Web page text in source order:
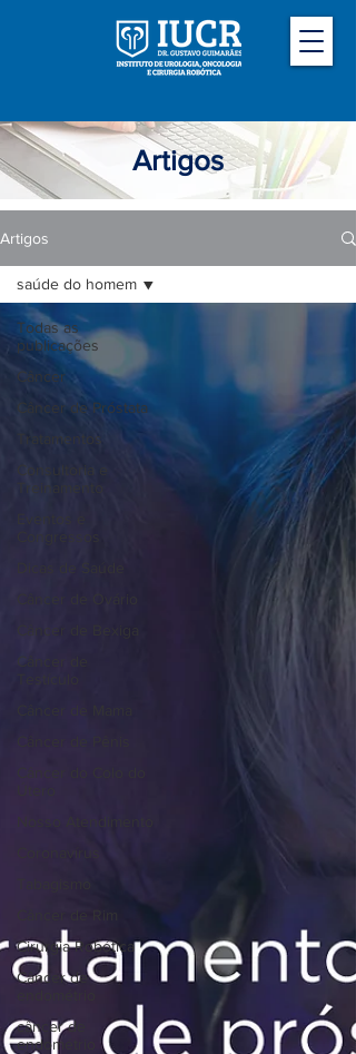
Artigos
Artigos
Todas as
publicações
Câncer
Câncer de Próstata
Tratamentos
Consultoria e
Treinamento
Câncer de
Cirurgia Robótica
Câncer de
câncer de
endométrio
saúde do homem